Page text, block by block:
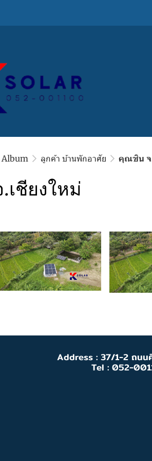
ลูกค้า บ้านพักอาศัย คุณชิน จ
ชียงใหม่
Address : 37/1-2 ถนนศิ
Tel : 052-